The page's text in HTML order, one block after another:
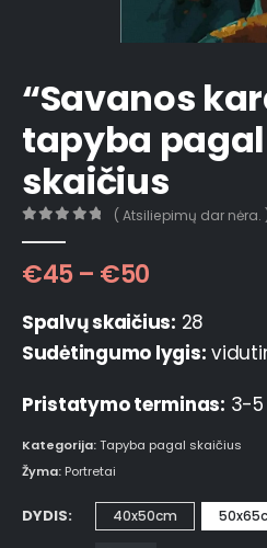
“Savanos
tapyba pagal
skaičius
( Atsiliepimų dar nėra.
€45 – €50
Spalvų skaičius: 28
Sudėtingumo lygis:
Pristatymo terminas: 3-
Kategorija:Tapyba pagal skaičius
Žyma: Portretai
DYDIS 40x50cm